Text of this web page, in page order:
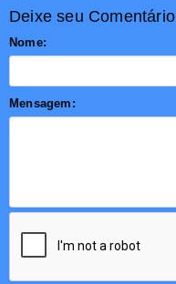
Deixe seu Comentário
Nome:
Mensagem: